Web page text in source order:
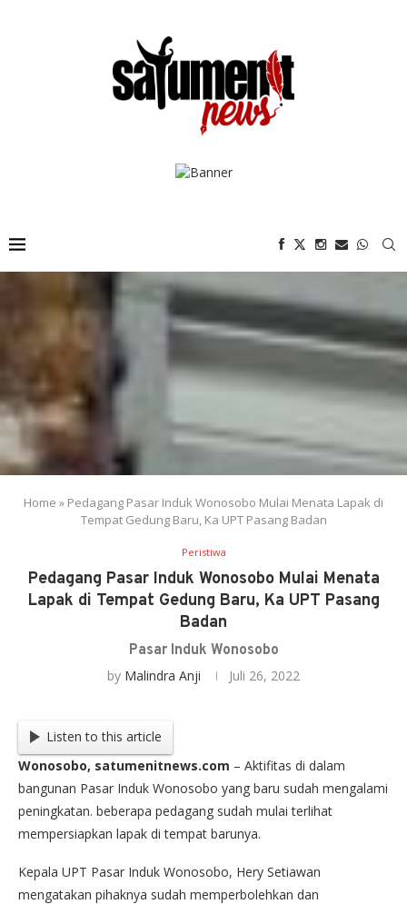
Home » Pedagang Pasar Induk Wonosobo Mulai Menata Lapak di
Tempat Gedung Baru, Ka UPT Pasang Badan
Peristiwa
Pedagang Pasar Induk Wonosobo Mulai Menata
Lapak di Tempat Gedung Baru, Ka UPT Pasang
Badan
Pasar Induk Wonosobo
by Malindra Anji Juli 26, 2022
Listen to this article
Wonosobo, satumenitnews.com – Aktifitas di dalam
bangunan Pasar Induk Wonosobo yang baru sudah mengalami
peningkatan. beberapa pedagang sudah mulai terlihat
mempersiapkan lapak di tempat barunya.
Kepala UPT Pasar Induk Wonosobo, Hery Setiawan
mengatakan pihaknya sudah memperbolehkan dan